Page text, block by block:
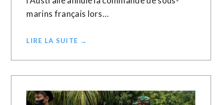
marins français lors…
LIRE LA SUITE →